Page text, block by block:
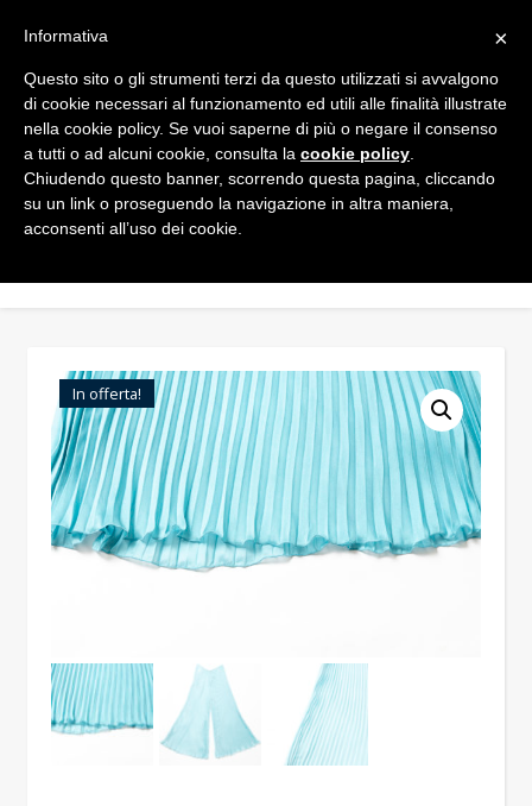
In offerta!
×
Informativa
Questo sito o gli strumenti terzi da questo utilizzati si avvalgono
di cookie necessari al funzionamento ed utili alle finalità illustrate
nella cookie policy. Se vuoi saperne di più o negare il consenso
a tutti o ad alcuni cookie, consulta la cookie policy
Chiudendo questo banner, scorrendo questa pagina, cliccando
su un link o proseguendo la navigazione in altra maniera,
acconsenti all’uso dei cookie.